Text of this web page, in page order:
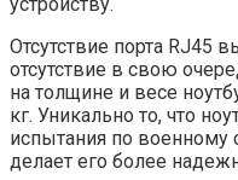
устройству.
Отсутствие порта RJ45
отсутствие в свою
на толщине и весе
кг. Уникально то, что
испытания по военному
делает его более